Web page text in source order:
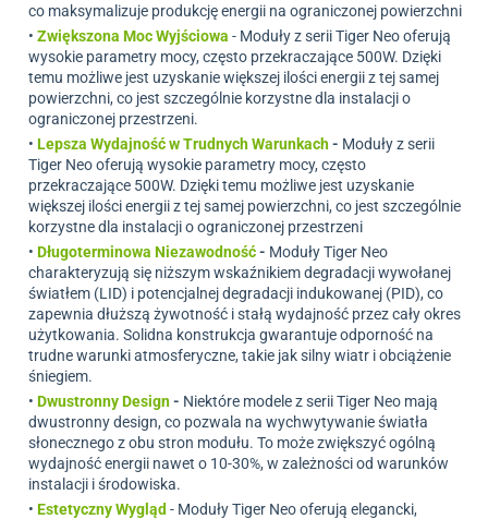
co maksymalizuje produkcję energii na ograniczonej powierzchni
• Zwiększona Moc Wyjściowa - Moduły z serii Tiger Neo oferują
wysokie parametry mocy, często przekraczające 500W. Dzięki
temu możliwe jest uzyskanie większej ilości energii z tej samej
powierzchni, co jest szczególnie korzystne dla instalacji o
ograniczonej przestrzeni.
• Lepsza Wydajność w Trudnych Warunkach- Moduły z serii
Tiger Neo oferują wysokie parametry mocy, często
przekraczające 500W. Dzięki temu możliwe jest uzyskanie
większej ilości energii z tej samej powierzchni, co jest szczególnie
korzystne dla instalacji o ograniczonej przestrzeni
• Długoterminowa Niezawodność- Moduły Tiger Neo
charakteryzują się niższym wskaźnikiem degradacji wywołanej
światłem (LID) i potencjalnej degradacji indukowanej (PID), co
zapewnia dłuższą żywotność i stałą wydajność przez cały okres
użytkowania. Solidna konstrukcja gwarantuje odporność na
trudne warunki atmosferyczne, takie jak silny wiatr i obciążenie
śniegiem.
• Dwustronny Design- Niektóre modele z serii Tiger Neo mają
dwustronny design, co pozwala na wychwytywanie światła
słonecznego z obu stron modułu. To może zwiększyć ogólną
wydajność energii nawet o 10-30%, w zależności od warunków
instalacji i środowiska.
• Estetyczny Wygląd - Moduły Tiger Neo oferują elegancki,